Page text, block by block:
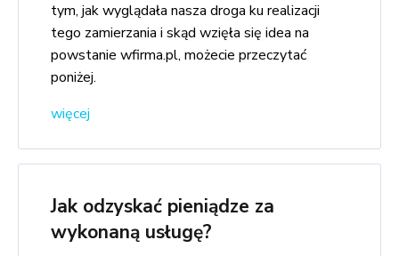
tym, jak wyglądała nasza droga ku realizacji
tego zamierzania i skąd wzięła się idea na
powstanie wfirma.pl, możecie przeczytać
poniżej.
więcej
Jak odzyskać pieniądze za
wykonaną usługę?